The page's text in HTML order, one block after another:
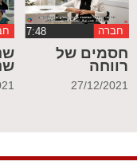
חברה
חסמים של
רווחה
27/12/2021